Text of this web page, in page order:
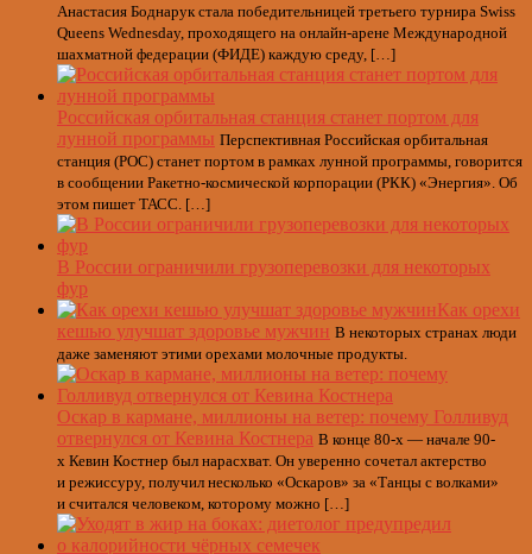
Анастасия Боднарук стала победительницей третьего турнира Swiss
Queens Wednesday, проходящего на онлайн-арене Международной
шахматной федерации (ФИДЕ) каждую среду, […]
Российская орбитальная станция станет портом для
лунной программы Перспективная Российская орбитальная
станция (РОС) станет портом в рамках лунной программы, говорится
в сообщении Ракетно-космической корпорации (РКК) «Энергия». Об
этом пишет ТАСС. […]
В России ограничили грузоперевозки для некоторых
фур
Как орехи
кешью улучшат здоровье мужчин В некоторых странах люди
даже заменяют этими орехами молочные продукты.
Оскар в кармане, миллионы на ветер: почему Голливуд
отвернулся от Кевина Костнера В конце 80-х — начале 90-
х Кевин Костнер был нарасхват. Он уверенно сочетал актерство
и режиссуру, получил несколько «Оскаров» за «Танцы с волками»
и считался человеком, которому можно […]